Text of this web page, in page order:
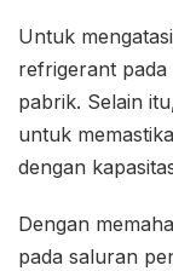
Untuk
refrigerant pada
pabrik. Selain
untuk
dengan
Dengan
pada saluran